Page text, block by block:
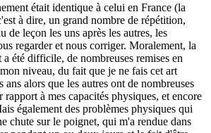
était identique à celui en France (la
à dire, un grand nombre de répétition,
de leçon les uns après les autres, les
regarder et nous corriger. Moralement, la
été difficile, de nombreuses remises en
niveau, du fait que je ne fais cet art
alors que les autres ont de nombreuses
rapport à mes capacités physiques, et encore
également des problèmes physiques qui
chute sur le poignet, qui m'a rendue dans